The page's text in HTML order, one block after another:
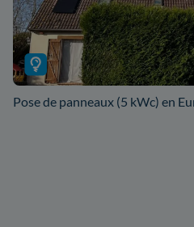
Pose de panneaux (5 kWc) en